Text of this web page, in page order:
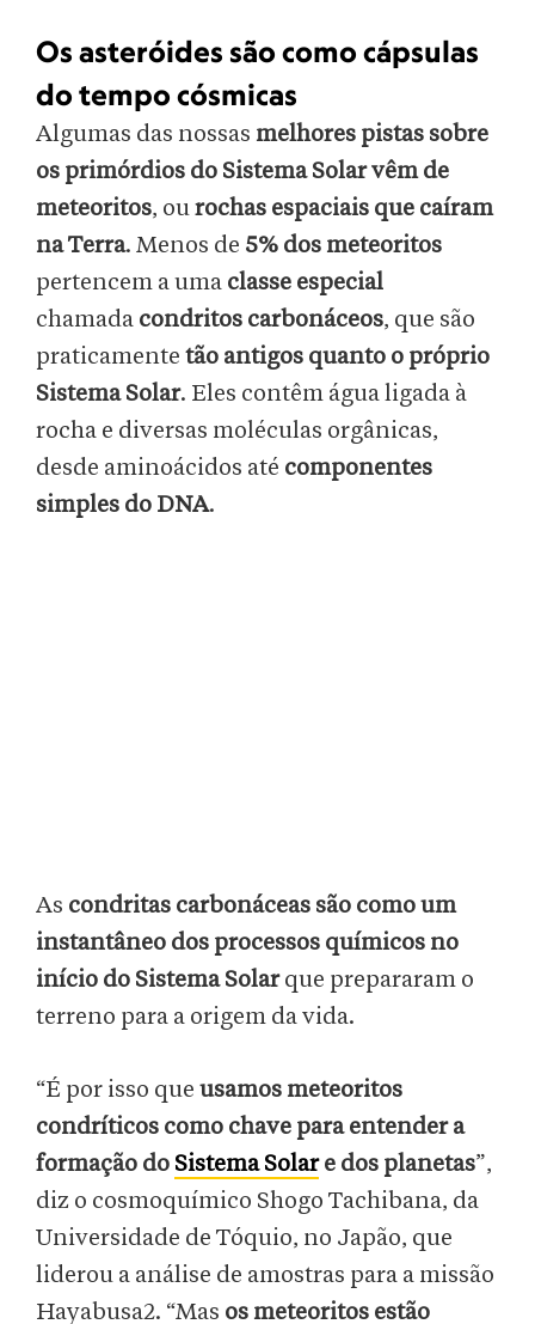
Os asteróides são como cápsulas
do tempo cósmicas
Algumas das nossas melhores pistas sobre
os primórdios do Sistema Solarvêm de
meteoritos, ourochas espaciais que caíram
na Terra. Menos de 5% dos meteoritos
pertencem a uma classe especial
chamada condritos carbonáceos, que são
praticamente tão antigos quanto o próprio
Sistema Solar. Eles contêm água ligada à
rocha e diversas moléculas orgânicas,
desde aminoácidos até componentes
simples do DNA.
As condritas carbonáceas são comoum
instantâneo dos processos químicos no
início do Sistema Solarque prepararam o
terreno para a origem da vida.
“É por isso que usamos meteoritos
condríticos como chave para entender a
formação do Sistema Solare dos planetas”,
diz o cosmoquímico Shogo Tachibana, da
Universidade de Tóquio, no Japão, que
liderou a análise de amostras para a missão
Hayabusa2. “Mas os meteoritos estão